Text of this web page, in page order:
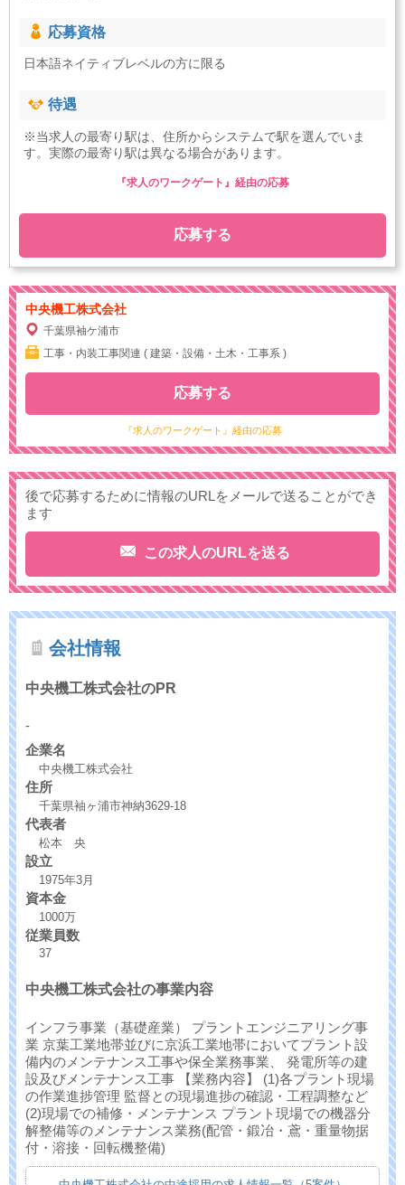
応募資格
日本語ネイティブレベルの方に限る
待遇
※当求人の最寄り駅は、住所からシステムで駅を選んでいま
す。実際の最寄り駅は異なる場合があります。
応募する
『求人のワークゲート』経由の応募
中央機工株式会社
千葉県袖ケ浦市
工事・内装工事関連 ( 建築・設備・土木・工事系 )
『求人のワークゲート』経由の応募
応募する
後で応募するために情報のURLをメールで送ることができ
ます
この求人のURLを送る
会社情報
中央機工株式会社のPR
-
企業名
中央機工株式会社
住所
千葉県袖ヶ浦市神納3629-18
代表者
松本 央
設立
1975年3月
資本金
1000万
従業員数
37
中央機工株式会社の事業内容
インフラ事業（基礎産業） プラントエンジニアリング事
業 京葉工業地帯並びに京浜工業地帯においてプラント設
備内のメンテナンス工事や保全業務事業、 発電所等の建
設及びメンテナンス工事 【業務内容】 (1)各プラント現場
の作業進捗管理 監督との現場進捗の確認・工程調整など
(2)現場での補修・メンテナンス プラント現場での機器分
解整備等のメンテナンス業務(配管・鍛冶・鳶・重量物据
付・溶接・回転機整備)